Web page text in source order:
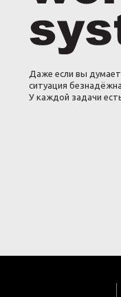
Даже если вы
ситуация
У каждой задачи